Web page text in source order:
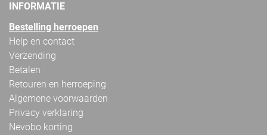
INFORMATIE
Bestelling herroepen
Help en contact
Verzending
Betalen
Retouren en herroeping
Algemene voorwaarden
Privacy verklaring
Nevobo korting